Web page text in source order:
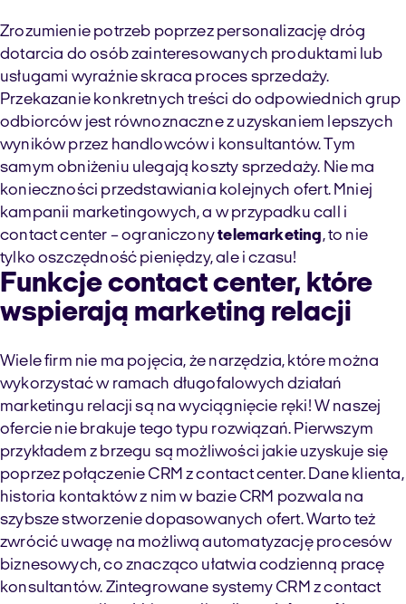
Zrozumienie potrzeb poprzez personalizację dróg
dotarcia do osób zainteresowanych produktami lub
usługami wyraźnie skraca proces sprzedaży.
Przekazanie konkretnych treści do odpowiednich grup
odbiorców jest równoznaczne z uzyskaniem lepszych
wyników przez handlowców i konsultantów. Tym
samym obniżeniu ulegają koszty sprzedaży. Nie ma
konieczności przedstawiania kolejnych ofert. Mniej
kampanii marketingowych, a w przypadku call i
contact center – ograniczonytelemarketing, to nie
tylko oszczędność pieniędzy, ale i czasu!
Funkcje contact center, które
wspierają marketing relacji
Wiele firm nie ma pojęcia, że narzędzia, które można
wykorzystać w ramach długofalowych działań
marketingu relacji są na wyciągnięcie ręki! W naszej
ofercie nie brakuje tego typu rozwiązań. Pierwszym
przykładem z brzegu są możliwości jakie uzyskuje się
poprzez połączenie CRM z contact center. Dane klienta,
historia kontaktów z nim w bazie CRM pozwala na
szybsze stworzenie dopasowanych ofert. Warto też
zwrócić uwagę na możliwą automatyzację procesów
biznesowych, co znacząco ułatwia codzienną pracę
konsultantów. Zintegrowane systemy CRM z contact